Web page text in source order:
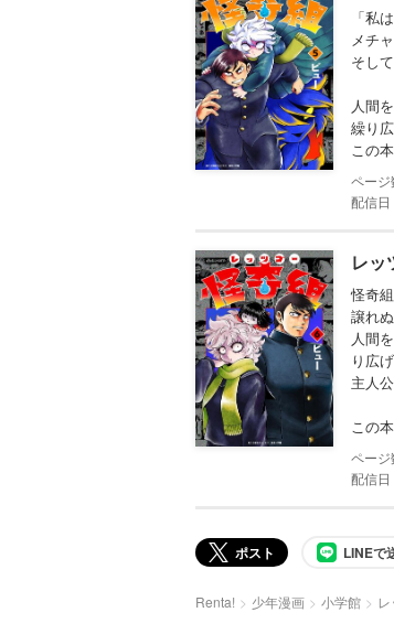
「私
メチ
そし
人間
繰り
この
配信
レッ
怪奇
譲れ
人間
り広
主人
この
配信
ポスト LINEで
Renta! 少年漫画 小学館